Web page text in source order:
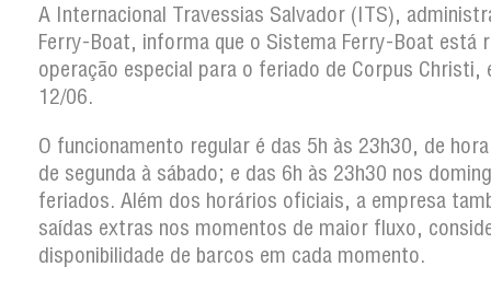
A Internacional Travessias Salvador (ITS),
Ferry-Boat, informa que o Sistema Ferry-Boat está
operação especial para o feriado de Corpus Christi,
12/06.
O funcionamento regular é das 5h às 23h30, de
de segunda à sábado; e das 6h às 23h30 nos
feriados. Além dos horários oficiais, a empresa
saídas extras nos momentos de maior fluxo,
disponibilidade de barcos em cada momento.